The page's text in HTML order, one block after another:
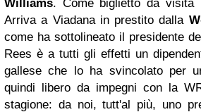
Williams. Come biglietto da visita
Arriva a Viadana in prestito dalla
come ha sottolineato il presidente
Rees è a tutti gli effetti un
gallese che lo ha svincolato per
quindi libero da impegni con la
stagione: da noi, tutt'al più, uno